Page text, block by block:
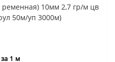
ременная) 10мм 2,7 гр/м цв
50м/уп 3000м)
1 м